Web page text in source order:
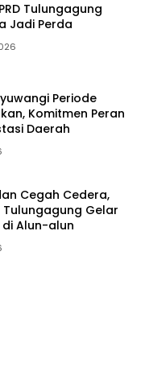
Tulungagung
Jadi Perda
Periode
Komitmen Peran
Daerah
Cegah Cedera,
di Alun-alun